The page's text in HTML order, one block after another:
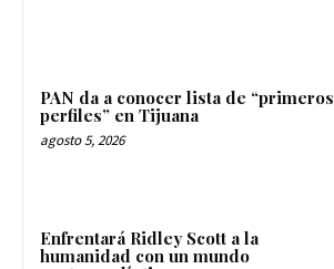
PAN da a conocer lista de “primeros
perfiles” en Tijuana
agosto 5, 2026
Enfrentará Ridley Scott a la
humanidad con un mundo